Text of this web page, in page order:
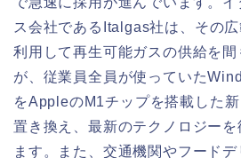
ス会社であるItalgas社は、その
利用して再生可能ガスの供給を
が、従業員全員が使っていた
をAppleのM1チップを搭載した
置き換え、最新のテクノロジーを
ます。また、交通機関やフード